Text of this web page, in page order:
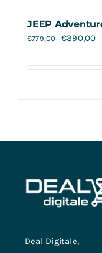
JEEP
€779,00 €390,00
Deal Digitale,